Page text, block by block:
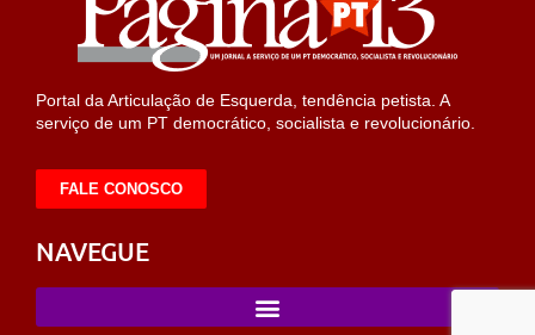
Portal da Articulação de Esquerda, tendência petista. A
serviço de um PT democrático, socialista e revolucionário.
FALE CONOSCO
NAVEGUE